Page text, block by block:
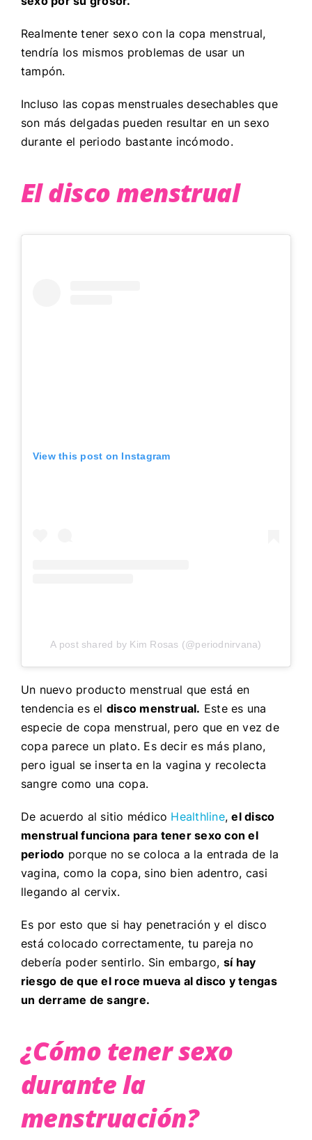
Realmente tener sexo con la copa menstrual,
tendría los mismos problemas de usar un
tampón.
Incluso las copas menstruales desechables que
son más delgadas pueden resultar en un sexo
durante el periodo bastante incómodo.
El disco menstrual
View this post on Instagram
A post shared by Kim Rosas (@periodnirvana)
Un nuevo producto menstrual que está en
tendencia es el disco menstrual. Este es una
especie de copa menstrual, pero que en vez de
copa parece un plato. Es decir es más plano,
pero igual se inserta en la vagina y recolecta
sangre como una copa.
De acuerdo al sitio médico Healthline,el disco
menstrual funciona para tener sexo con el
periodo porque no se coloca a la entrada de la
vagina, como la copa, sino bien adentro, casi
llegando al cervix.
Es por esto que si hay penetración y el disco
está colocado correctamente, tu pareja no
debería poder sentirlo. Sin embargo, sí hay
riesgo de que el roce mueva al disco y tengas
un derrame de sangre.
¿Cómo tener sexo
durante la
menstruación?